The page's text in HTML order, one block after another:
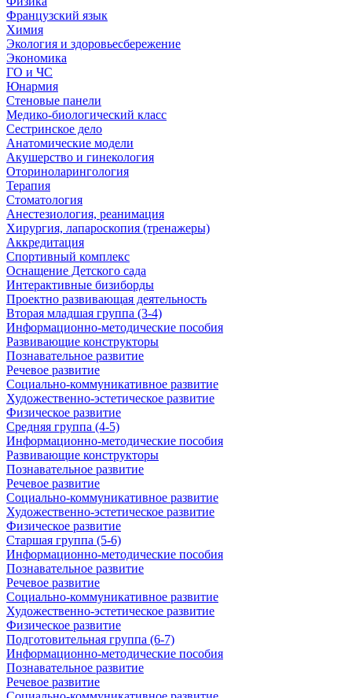
Французский язык
Химия
Экология и здоровьесбережение
Экономика
ГО и ЧС
Юнармия
Стеновые панели
Медико-биологический класс
Сестринское дело
Анатомические модели
Акушерство и гинекология
Оториноларингология
Терапия
Стоматология
Анестезиология, реанимация
Хирургия, лапароскопия (тренажеры)
Аккредитация
Спортивный комплекс
Оснащение Детского сада
Интерактивные бизиборды
Проектно развивающая деятельность
Вторая младшая группа (3-4)
Информационно-методические пособия
Развивающие конструкторы
Познавательное развитие
Речевое развитие
Социально-коммуникативное развитие
Художественно-эстетическое развитие
Физическое развитие
Средняя группа (4-5)
Информационно-методические пособия
Развивающие конструкторы
Познавательное развитие
Речевое развитие
Социально-коммуникативное развитие
Художественно-эстетическое развитие
Физическое развитие
Старшая группа (5-6)
Информационно-методические пособия
Познавательное развитие
Речевое развитие
Социально-коммуникативное развитие
Художественно-эстетическое развитие
Физическое развитие
Подготовительная группа (6-7)
Информационно-методические пособия
Познавательное развитие
Речевое развитие